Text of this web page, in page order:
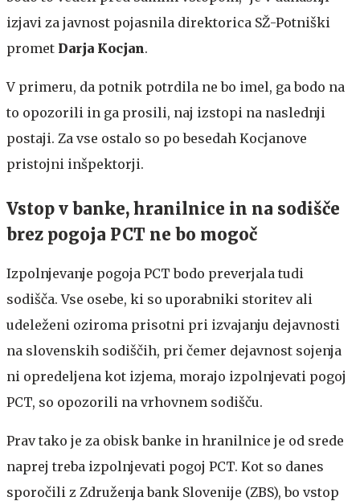
izjavi za javnost pojasnila direktorica SŽ-Potniški
promet Darja Kocjan.
V primeru, da potnik potrdila ne bo imel, ga bodo na
to opozorili in ga prosili, naj izstopi na naslednji
postaji. Za vse ostalo so po besedah Kocjanove
pristojni inšpektorji.
Vstop v banke, hranilnice in na sodišče
brez pogoja PCT ne bo mogoč
Izpolnjevanje pogoja PCT bodo preverjala tudi
sodišča. Vse osebe, ki so uporabniki storitev ali
udeleženi oziroma prisotni pri izvajanju dejavnosti
na slovenskih sodiščih, pri čemer dejavnost sojenja
ni opredeljena kot izjema, morajo izpolnjevati pogoj
PCT, so opozorili na vrhovnem sodišču.
Prav tako je za obisk banke in hranilnice je od srede
naprej treba izpolnjevati pogoj PCT. Kot so danes
sporočili z Združenja bank Slovenije (ZBS), bo vstop